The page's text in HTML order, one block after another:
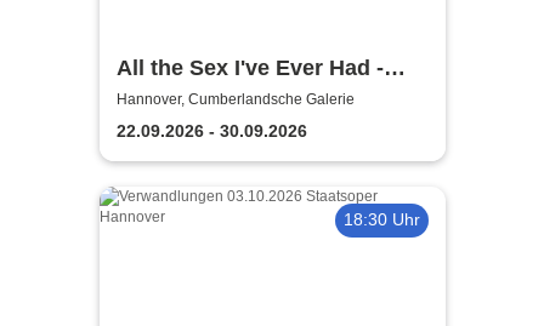
All the Sex I've Ever Had -
Niedersächsisches
Staatstheater Hannover
Hannover, Cumberlandsche Galerie
22.09.2026 - 30.09.2026
18:30 Uhr